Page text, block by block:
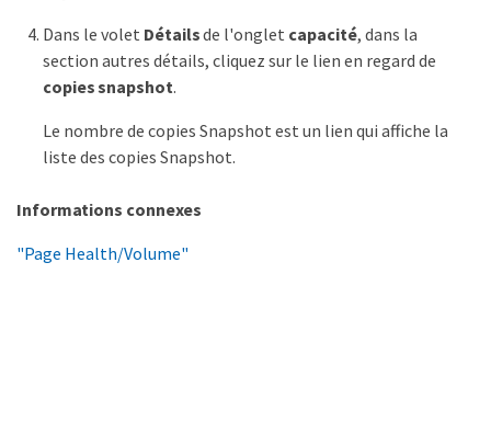
Dans le volet Détailsde l'onglet capacité, dans la
section autres détails, cliquez sur le lien en regard de
copies snapshot.
Le nombre de copies Snapshot est un lien qui affiche la
liste des copies Snapshot.
Informations connexes
"Page Health/Volume"